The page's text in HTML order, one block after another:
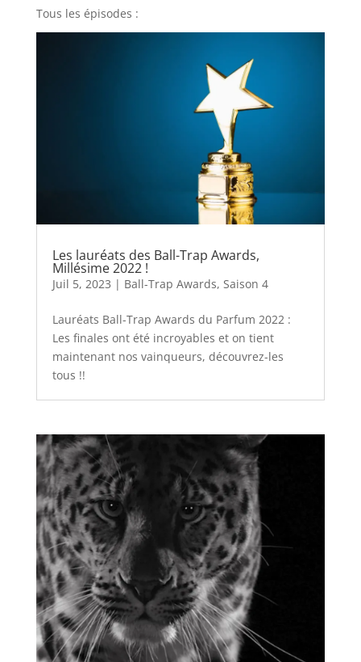
Tous les épisodes :
Les lauréats des Ball-Trap Awards,
Millésime 2022 !
Juil 5, 2023 | Ball-Trap Awards, Saison 4
Lauréats Ball-Trap Awards du Parfum 2022 :
Les finales ont été incroyables et on tient
maintenant nos vainqueurs, découvrez-les
tous !!